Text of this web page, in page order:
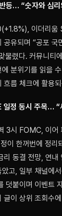
등… “숫자와 심리
이더리움
공유되며 “공포 국
물렸다. 커뮤니티
분위기를 읽을
흐름 체크에 활용
일정 동시 주목…
3시 FOMC, 이어
이 한꺼번에 정리
리 동결 전망, 연내
고, 일부 채널에
덧붙이며 이벤트
글이 상위 조회수